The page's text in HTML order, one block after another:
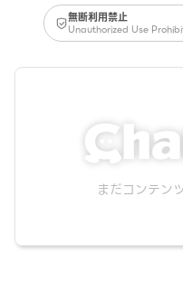
無断利用禁止
Unauthorized Use
まだコンテン